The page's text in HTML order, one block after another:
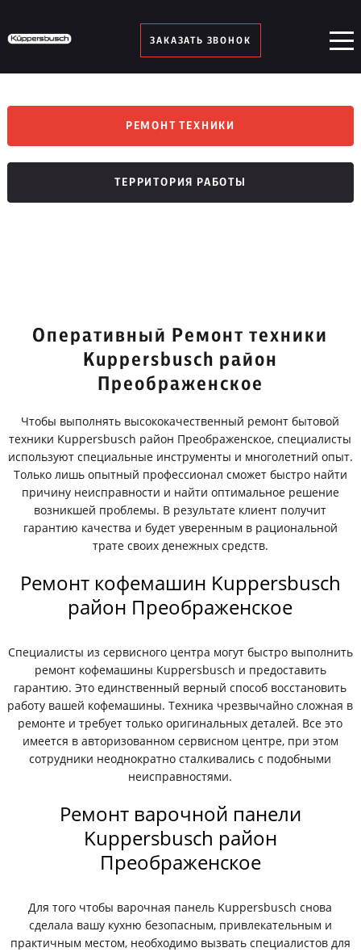
ЗАКАЗАТЬ ЗВОНОК
РЕМОНТ ТЕХНИКИ
ТЕРРИТОРИЯ РАБОТЫ
Оперативный Ремонт техники
Kuppersbusch район
Преображенское
Чтобы выполнять высококачественный ремонт бытовой
техники Kuppersbusch район Преображенское, специалисты
используют специальные инструменты и многолетний опыт.
Только лишь опытный профессионал сможет быстро найти
причину неисправности и найти оптимальное решение
возникшей проблемы. В результате клиент получит
гарантию качества и будет уверенным в рациональной
трате своих денежных средств.
Ремонт кофемашин Kuppersbusch
район Преображенское
Специалисты из сервисного центра могут быстро выполнить
ремонт кофемашины Kuppersbusch и предоставить
гарантию. Это единственный верный способ восстановить
работу вашей кофемашины. Техника чрезвычайно сложная в
ремонте и требует только оригинальных деталей. Все это
имеется в авторизованном сервисном центре, при этом
сотрудники неоднократно сталкивались с подобными
неисправностями.
Ремонт варочной панели
Kuppersbusch район
Преображенское
Для того чтобы варочная панель Kuppersbusch снова
сделала вашу кухню безопасным, привлекательным и
практичным местом, необходимо вызвать специалистов для